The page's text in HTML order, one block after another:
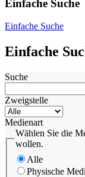
Einfache Suche
Einfache Suche
Einfache
Suche
Zweigstelle
Medienart
Wählen Sie die
wollen.
Alle
Physische